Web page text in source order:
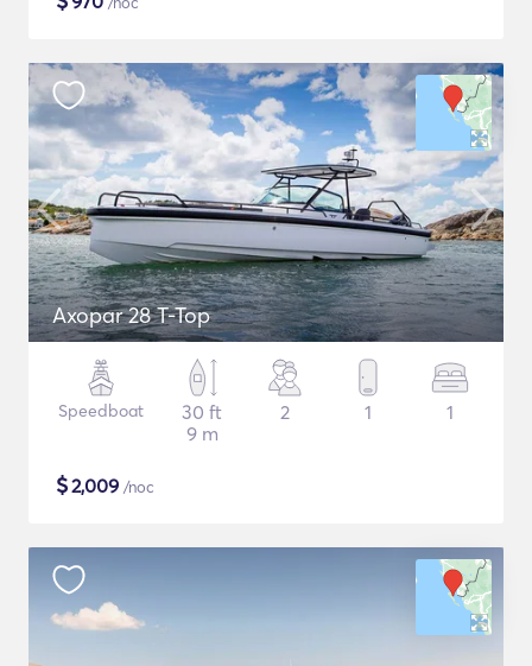
Axopar 28 T-Top
Speedboat
30 ft
9 m
2 1 1
$2,009 /noc